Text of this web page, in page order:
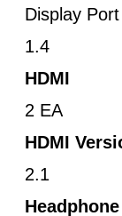
Display
1.4
HDMI
2 EA
HDMI
2.1
Headphone